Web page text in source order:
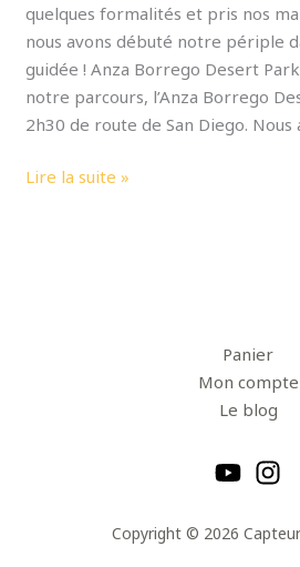
quelques formalités et pris nos
nous avons débuté notre périple
guidée ! Anza Borrego Desert
notre parcours, l’Anza Borrego
2h30 de route de San Diego.
Lire la suite »
Panier
Mon compte
Le blog
Copyright © 2026